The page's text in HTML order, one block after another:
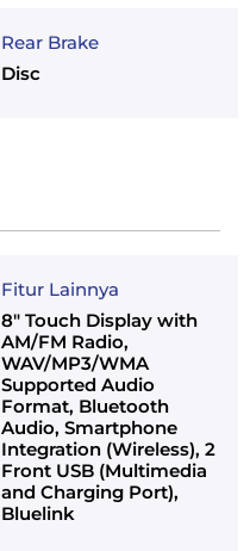
Rear Brake
Disc
Fitur Lainnya
8" Touch Display with
AM/FM Radio,
WAV/MP3/WMA
Supported Audio
Format, Bluetooth
Audio, Smartphone
Integration (Wireless), 2
Front USB (Multimedia
and Charging Port),
Bluelink